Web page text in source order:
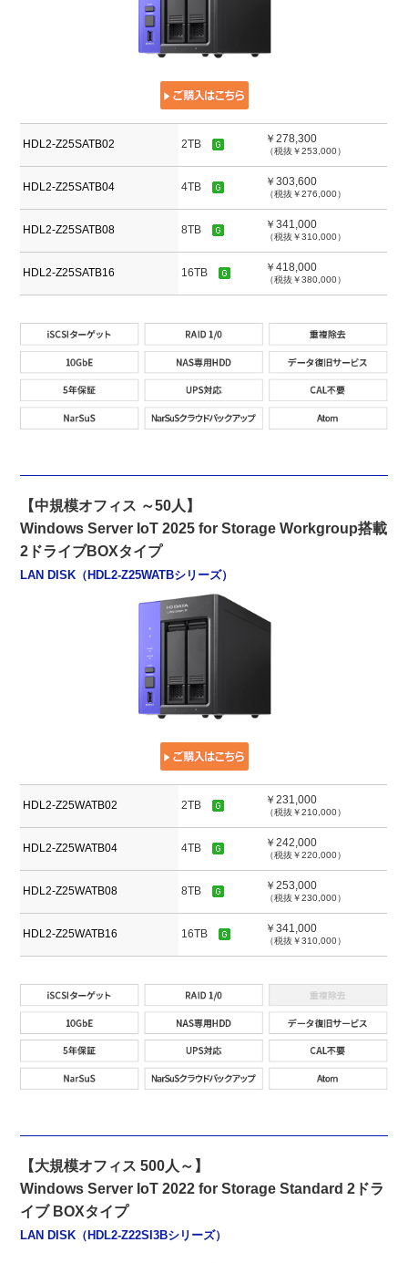
HDL2-Z25SATB02 2TB ￥278,300
（税抜￥253,000）
HDL2-Z25SATB04 4TB ￥303,600
（税抜￥276,000）
HDL2-Z25SATB08 8TB ￥341,000
（税抜￥310,000）
HDL2-Z25SATB16 16TB ￥418,000
（税抜￥380,000）
【中規模オフィス ～50人】
Windows Server IoT 2025 for Storage Workgroup搭載
2ドライブBOXタイプ
LAN DISK（HDL2-Z25WATBシリーズ）
HDL2-Z25WATB02 2TB ￥231,000
（税抜￥210,000）
HDL2-Z25WATB04 4TB ￥242,000
（税抜￥220,000）
HDL2-Z25WATB08 8TB ￥253,000
（税抜￥230,000）
HDL2-Z25WATB16 16TB ￥341,000
（税抜￥310,000）
【大規模オフィス 500人～】
Windows Server IoT 2022 for Storage Standard 2ドラ
イブ BOXタイプ
LAN DISK（HDL2-Z22SI3Bシリーズ）